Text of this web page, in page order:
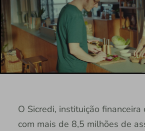
O Sicredi, instituição financeira
com mais de 8,5 milhões de